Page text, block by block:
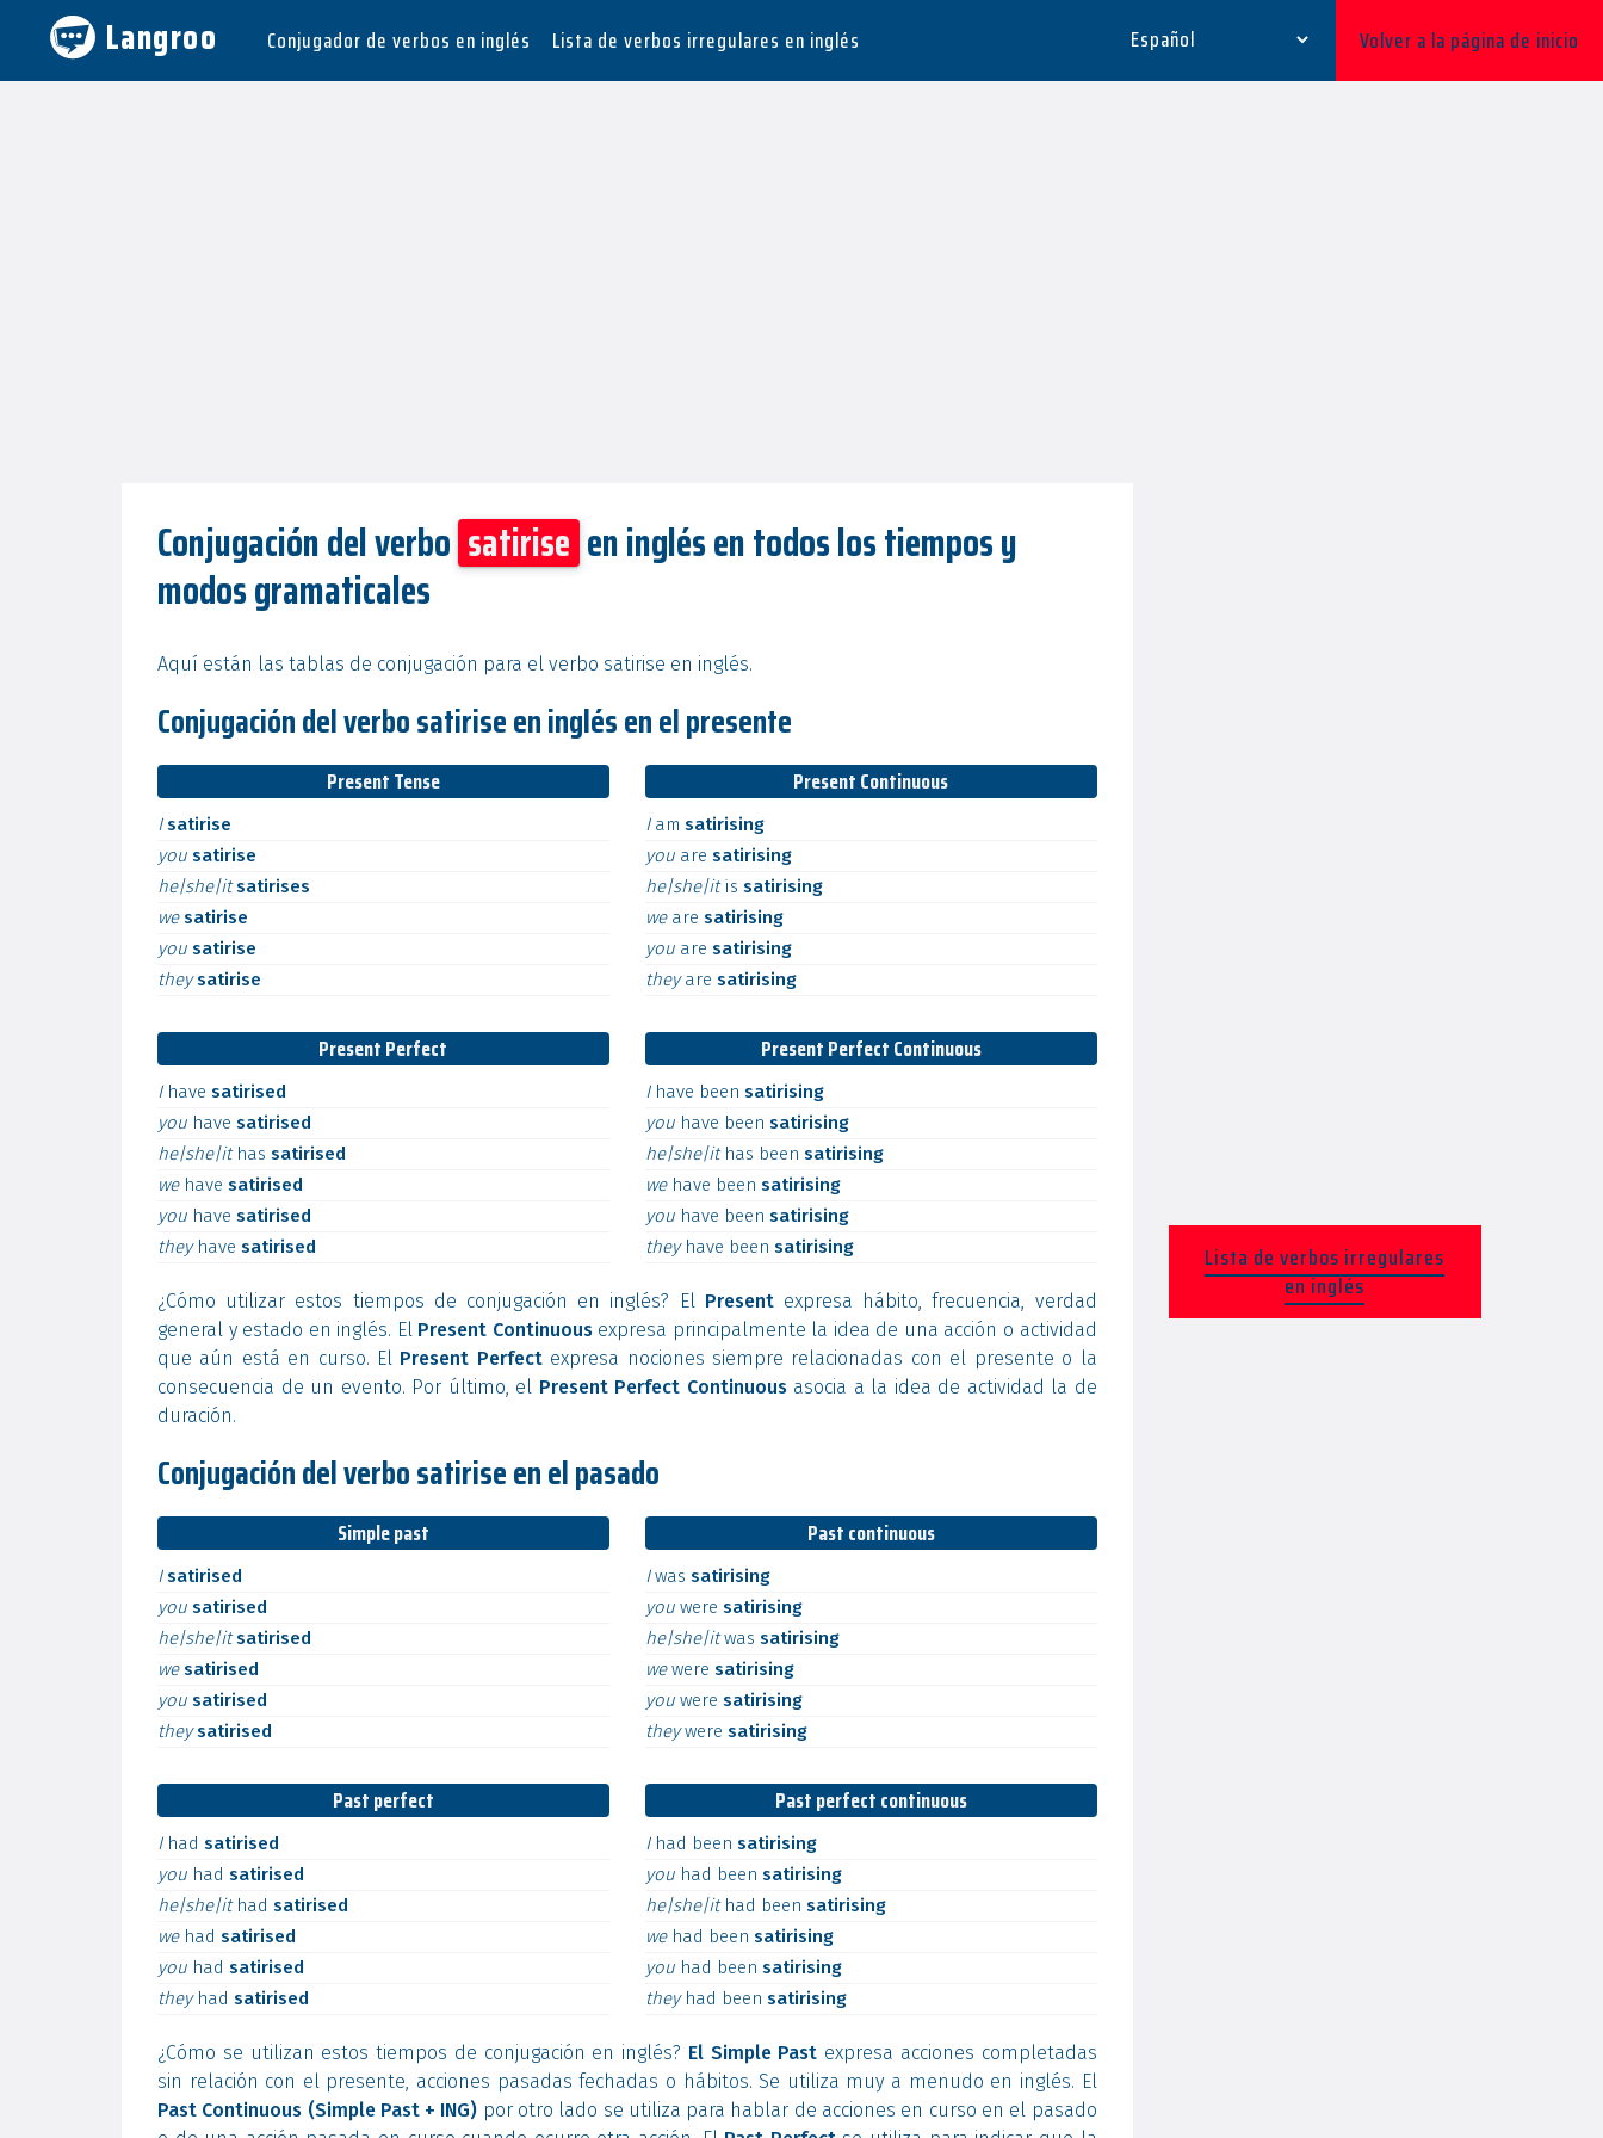
Langroo Conjugador de verbos en inglés Lista de verbos irregulares en inglés Volver a la página de inicio
Conjugación del verbo satirise en inglés en todos los tiempos y
modos gramaticales
Aquí están las tablas de conjugación para el verbo satirise en inglés.
Conjugación del verbo satirise en inglés en el presente
Present Tense
Isatirise
you satirise
he|she|itsatirises
wesatirise
you satirise
theysatirise
Present Continuous
I am satirising
you are satirising
he|she|itis satirising
we are satirising
you are satirising
theyare satirising
Present Perfect
I have satirised
you have satirised
he|she|it has satirised
we have satirised
you have satirised
they have satirised
Present Perfect Continuous
I have been satirising
you have been satirising
he|she|it has been satirising
we have been satirising
you have been satirising
they have been satirising
¿Cómo utilizar estos tiempos de conjugación en inglés? El Presentexpresa hábito, frecuencia, verdad
general y estado en inglés. El Present Continuousexpresa principalmente la idea de una acción o actividad
que aún está en curso. El Present Perfectexpresa nociones siempre relacionadas con el presente o la
consecuencia de un evento. Por último, el Present Perfect Continuousasocia a la idea de actividad la de
duración.
Conjugación del verbo satirise en el pasado
Simple past
Isatirised
you satirised
he|she|itsatirised
wesatirised
you satirised
theysatirised
Past continuous
Iwas satirising
you were satirising
he|she|itwas satirising
wewere satirising
you were satirising
theywere satirising
Past perfect
I had satirised
you had satirised
he|she|it had satirised
we had satirised
you had satirised
they had satirised
Past perfect continuous
I had been satirising
you had been satirising
he|she|it had been satirising
we had been satirising
you had been satirising
they had been satirising
¿Cómo se utilizan estos tiempos de conjugación en inglés? El Simple Past expresa acciones completadas
sin relación con el presente, acciones pasadas fechadas o hábitos. Se utiliza muy a menudo en inglés. El
Past Continuous (Simple Past + ING) por otro lado se utiliza para hablar de acciones en curso en el pasado
Lista de verbos irregulares
en inglés